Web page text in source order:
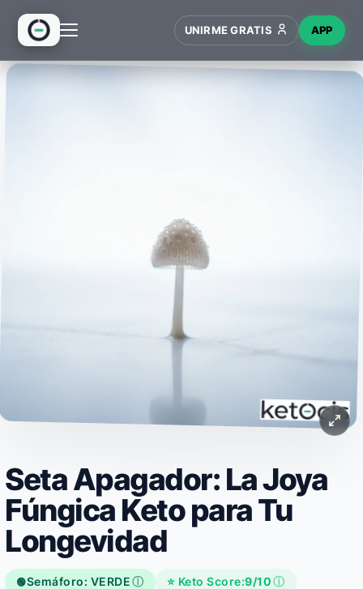
UNIRME GRATIS APP
Seta Apagador: La Joya
Fúngica Keto para Tu
Longevidad
🟢Semáforo: VERDEⓘ ⭐ Keto Score:9/10ⓘ